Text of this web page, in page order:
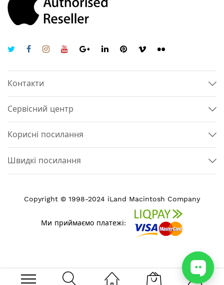
Контакти
Сервісний центр
Корисні посилання
Швидкі посилання
Copyright © 1998-2024 iLand Macintosh Company
Ми приймаємо платежі: